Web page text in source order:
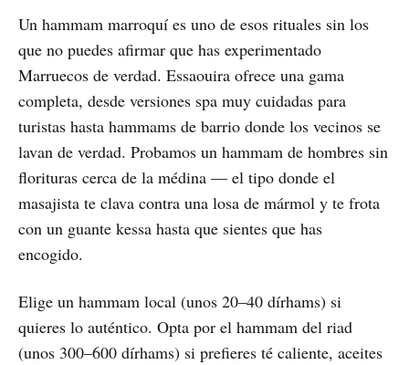
Un hammam marroquí es uno de esos rituales sin los
que no puedes afirmar que has experimentado
Marruecos de verdad. Essaouira ofrece una gama
completa, desde versiones spa muy cuidadas para
turistas hasta hammams de barrio donde los vecinos se
lavan de verdad. Probamos un hammam de hombres sin
florituras cerca de la médina — el tipo donde el
masajista te clava contra una losa de mármol y te frota
con un guante kessa hasta que sientes que has
encogido.
Elige un hammam local (unos 20–40 dírhams) si
quieres lo auténtico. Opta por el hammam del riad
(unos 300–600 dírhams) si prefieres té caliente, aceites